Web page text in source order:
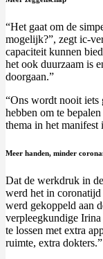
“Het gaat om de
mogelijk?”, zegt ic-
capaciteit kunnen
het ook duurzaam is
doorgaan.”
“Ons wordt nooit
hebben om te
thema in het manifest
Meer handen, minder
Dat de werkdruk in
werd het in coronatijd
werd gekoppeld aan
verpleegkundige
te lossen met extra
ruimte, extra dokters.”